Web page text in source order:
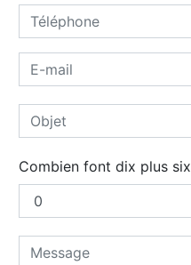
Combien font dix plus six